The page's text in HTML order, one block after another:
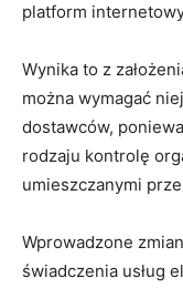
platform
Wynika to z
można wymagać
dostawców,
rodzaju kontrolę
umieszczanymi
Wprowadzone
świadczenia usług